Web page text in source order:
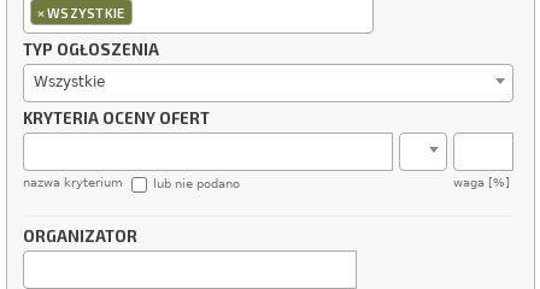
×WSZYSTKIE
TYP OGŁOSZENIA
Wszystkie
KRYTERIA OCENY OFERT
nazwa kryterium waga [%]
lub nie podano
ORGANIZATOR